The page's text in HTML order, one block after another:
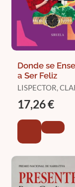
Donde se
a Ser Feliz
LISPECTOR,
17,26 €